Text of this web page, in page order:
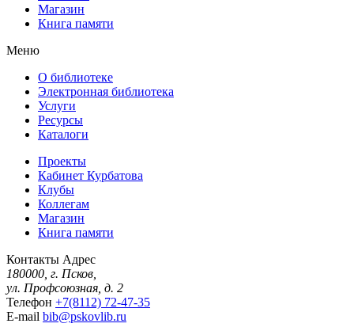
Магазин
Книга памяти
Меню
О библиотеке
Электронная библиотека
Услуги
Ресурсы
Каталоги
Проекты
Кабинет Курбатова
Клубы
Коллегам
Магазин
Книга памяти
Контакты Адрес
180000, г. Псков,
ул. Профсоюзная, д. 2
Телефон +7(8112) 72-47-35
E-mail bib@pskovlib.ru